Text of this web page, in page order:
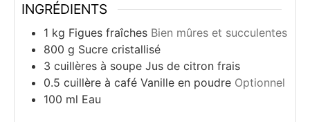
INGRÉDIENTS
1 kg Figues fraîches Bien mûres et succulentes
800 g Sucre cristallisé
3 cuillères à soupe Jus de citron frais
0.5 cuillère à café Vanille en poudre Optionnel
100 ml Eau